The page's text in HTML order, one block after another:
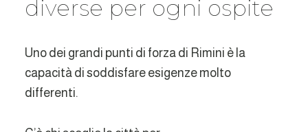
diverse per ogni ospite
Uno dei grandi punti di forza di Rimini è la
capacità di soddisfare esigenze molto
differenti.